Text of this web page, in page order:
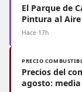
El Parque de
Pintura al
Hace 17h
PRECIO
Precios del
agosto: